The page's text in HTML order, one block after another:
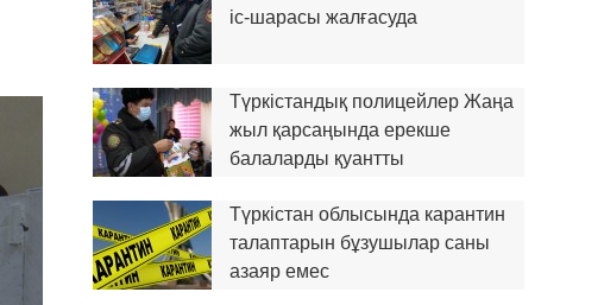
іс-шарасы жалғасуда
Түркістандық полицейлер Жаңа
жыл қарсаңында ерекше
балаларды қуантты
Түркістан облысында карантин
талаптарын бұзушылар саны
азаяр емес